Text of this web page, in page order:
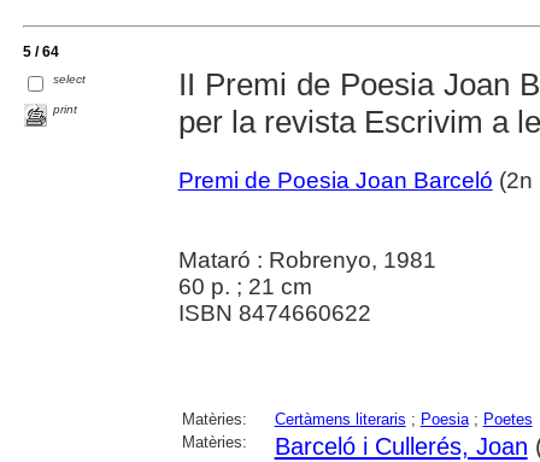
5 / 64
select
print
II Premi de Poesia Joan
per la revista Escrivim a
Premi de Poesia Joan Barceló (2n
Mataró : Robrenyo, 1981
60 p. ; 21 cm
ISBN 8474660622
Matèries: Certàmens literaris ; Poesia; Poetes
Matèries:
Barceló i Cullerés, Joan